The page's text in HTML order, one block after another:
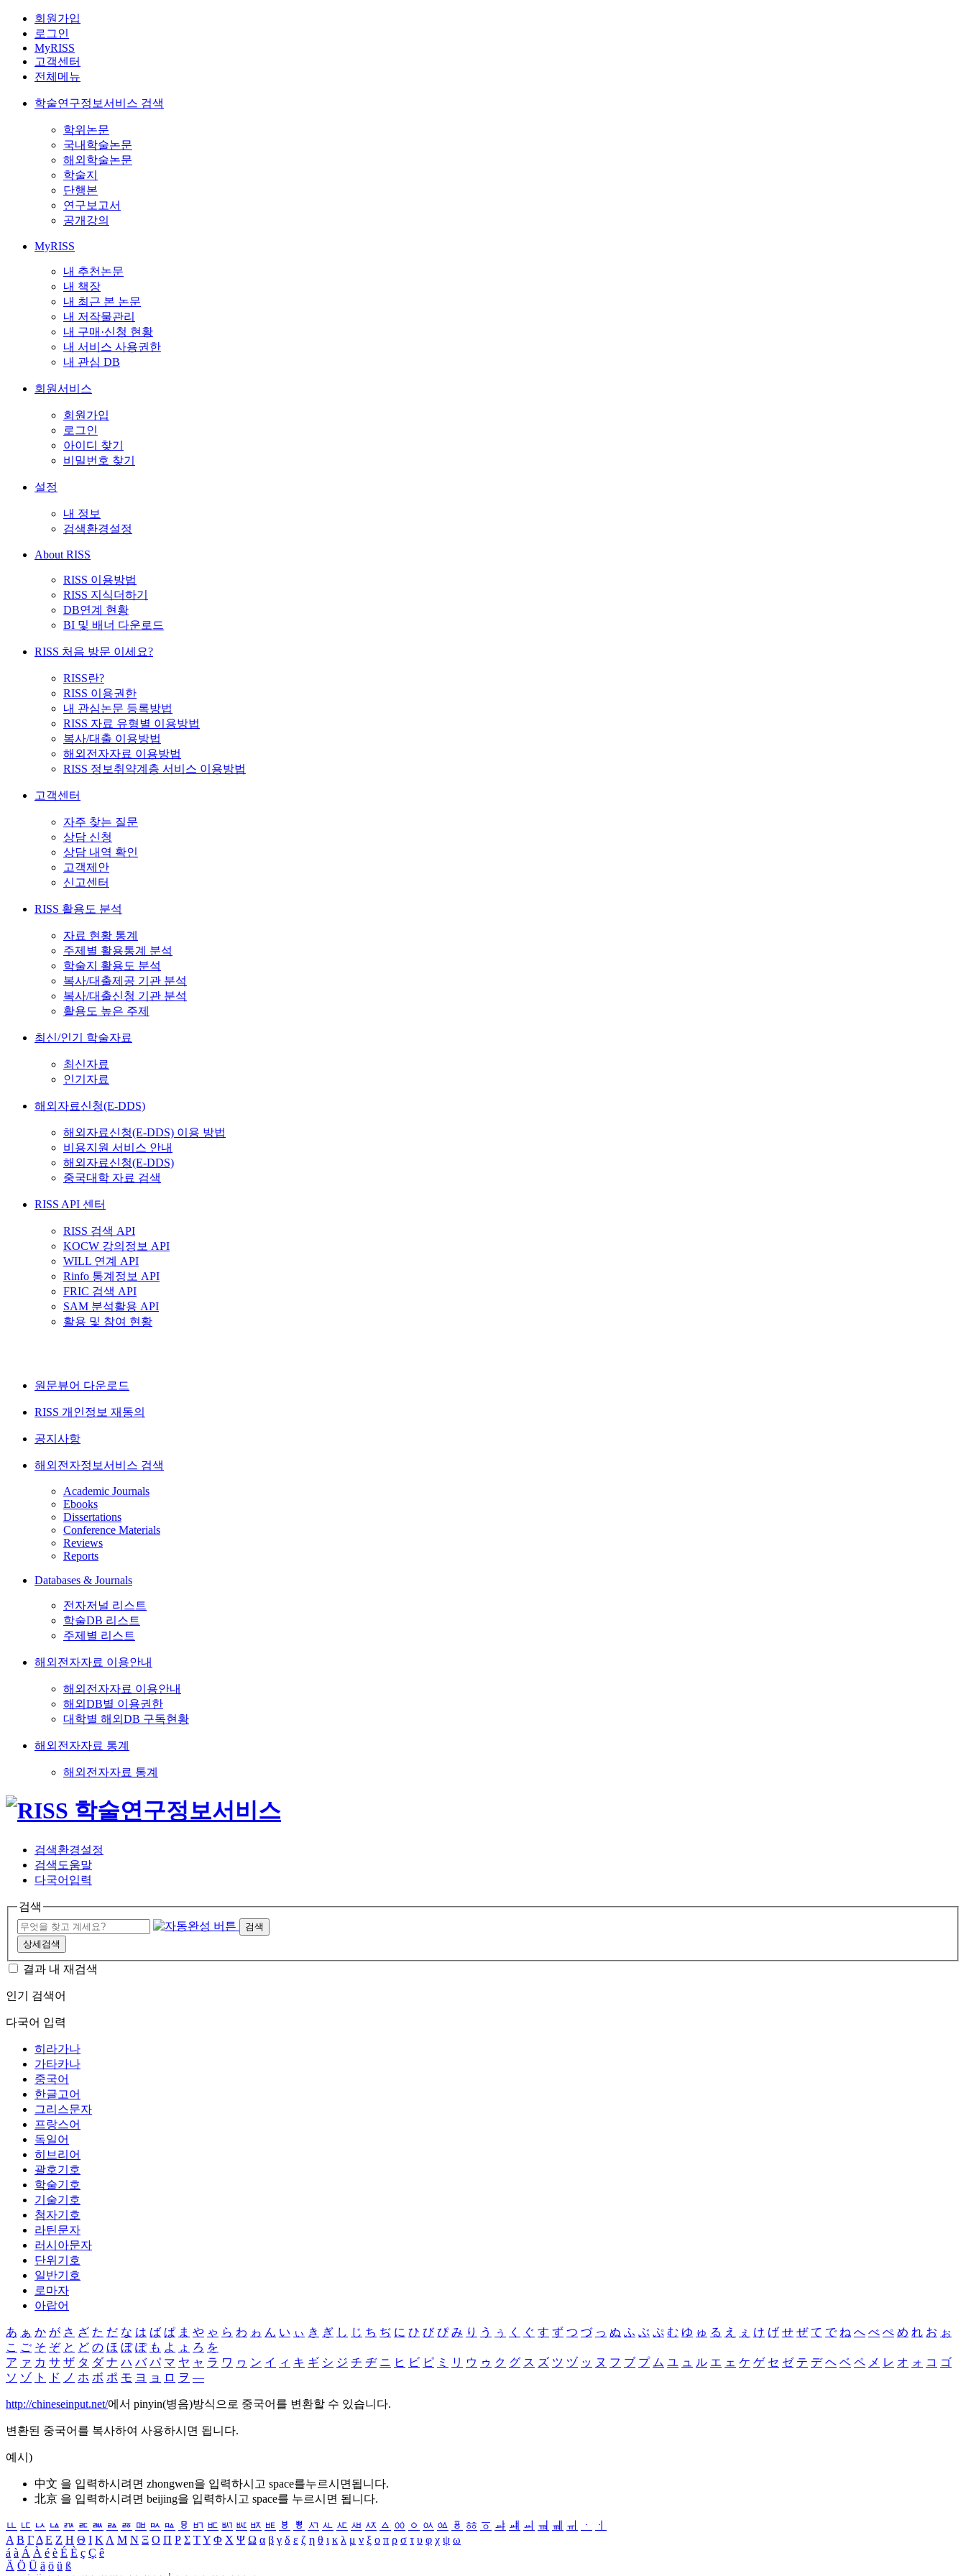
회원가입
로그인
MyRISS
고객센터
전체메뉴
학술연구정보서비스 검색
학위논문
국내학술논문
해외학술논문
학술지
단행본
연구보고서
공개강의
MyRISS
내 추천논문
내 책장
내 최근 본 논문
내 저작물관리
내 구매·신청 현황
내 서비스 사용권한
내 관심 DB
회원서비스
회원가입
로그인
아이디 찾기
비밀번호 찾기
설정
내 정보
검색환경설정
About RISS
RISS 이용방법
RISS 지식더하기
DB연계 현황
BI 및 배너 다운로드
RISS 처음 방문 이세요?
RISS란?
RISS 이용권한
내 관심논문 등록방법
RISS 자료 유형별 이용방법
복사/대출 이용방법
해외전자자료 이용방법
RISS 정보취약계층 서비스 이용방법
고객센터
자주 찾는 질문
상담 신청
상담 내역 확인
고객제안
신고센터
RISS 활용도 분석
자료 현황 통계
주제별 활용통계 분석
학술지 활용도 분석
복사/대출제공 기관 분석
복사/대출신청 기관 분석
활용도 높은 주제
최신/인기 학술자료
최신자료
인기자료
해외자료신청(E-DDS)
해외자료신청(E-DDS) 이용 방법
비용지원 서비스 안내
해외자료신청(E-DDS)
중국대학 자료 검색
RISS API 센터
RISS 검색 API
KOCW 강의정보 API
WILL 연계 API
Rinfo 통계정보 API
FRIC 검색 API
SAM 분석활용 API
활용 및 참여 현황
원문뷰어 다운로드
RISS 개인정보 재동의
공지사항
해외전자정보서비스 검색
Academic Journals
Ebooks
Dissertations
Conference Materials
Reviews
Reports
Databases & Journals
전자저널 리스트
학술DB 리스트
주제별 리스트
해외전자자료 이용안내
해외전자자료 이용안내
해외DB별 이용권한
대학별 해외DB 구독현황
해외전자자료 통계
해외전자자료 통계
검색환경설정
검색도움말
다국어입력
검색
검색
상세검색
결과 내 재검색
인기 검색어
다국어 입력
히라가나
가타카나
중국어
한글고어
그리스문자
프랑스어
독일어
히브리어
괄호기호
학술기호
기술기호
첨자기호
라틴문자
러시아문자
단위기호
일반기호
로마자
아랍어
あ ぁ か が さ ざ た だ な は ば ぱ ま や ゃ ら わ ゎ ん い ぃ き ぎ し じ ち ぢ に ひ び ぴ み り う ぅ く ぐ す ず つ づ っ ぬ ふ ぶ ぷ む ゆ ゅ る え ぇ け げ せ ぜ て で ね へ べ ぺ め れ お ぉ
こ ご そ ぞ と ど の ほ ぼ ぽ も よ ょ ろ を
ア ァ カ サ ザ タ ダ ナ ハ バ パ マ ヤ ャ ラ ワ ヮ ン イ ィ キ ギ シ ジ チ ヂ ニ ヒ ビ ピ ミ リ ウ ゥ ク グ ス ズ ツ ヅ ッ ヌ フ ブ プ ム ユ ュ ル エ ェ ケ ゲ セ ゼ テ デ ヘ ベ ペ メ レ オ ォ コ ゴ
ソ ゾ ト ド ノ ホ ボ ポ モ ヨ ョ ロ ヲ ―
http://chineseinput.net/에서 pinyin(병음)방식으로 중국어를 변환할 수 있습니다.
변환된 중국어를 복사하여 사용하시면 됩니다.
예시)
中文 을 입력하시려면 zhongwen을 입력하시고 space를누르시면됩니다.
北京 을 입력하시려면 beijing을 입력하시고 space를 누르시면 됩니다.
ㅥ ㅦ ㅧ ㅨ ㅩ ㅪ ㅫ ㅬ ㅭ ㅮ ㅯ ㅰ ㅱ ㅲ ㅳ ㅴ ㅵ ㅶ ㅷ ㅸ ㅹ ㅺ ㅻ ㅼ ㅽ ㅾ ㅿ ㆀ ㆁ ㆂ ㆃ ㆄ ㆅ ㆆ ㆇ ㆈ ㆉ ㆊ ㆋ ㆌ ㆍ
ㆎ
Α Β ΓΔ Ε Ζ Η Θ Ι ΚΛ Μ Ν Ξ Ο Π Ρ Σ ΤΥ Φ Χ Ψ Ω α β γ δ ε ζ η θ ι κ λ μ ν ξ ο π ρ σ τ υ φ χ ψ ω
á à Á À é è É È ç Ç ê
Ä Ö Ü ä ö ü ß